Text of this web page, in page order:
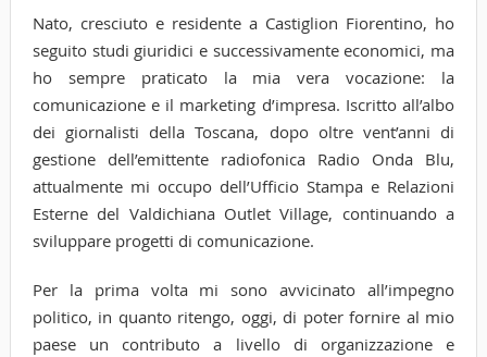
Nato, cresciuto e residente a Castiglion Fiorentino, ho
seguito studi giuridici e successivamente economici, ma
ho sempre praticato la mia vera vocazione: la
comunicazione e il marketing d’impresa. Iscritto all’albo
dei giornalisti della Toscana, dopo oltre vent’anni di
gestione dell’emittente radiofonica Radio Onda Blu,
attualmente mi occupo dell’Ufficio Stampa e Relazioni
Esterne del Valdichiana Outlet Village, continuando a
sviluppare progetti di comunicazione.
Per la prima volta mi sono avvicinato all’impegno
politico, in quanto ritengo, oggi, di poter fornire al mio
paese un contributo a livello di organizzazione e